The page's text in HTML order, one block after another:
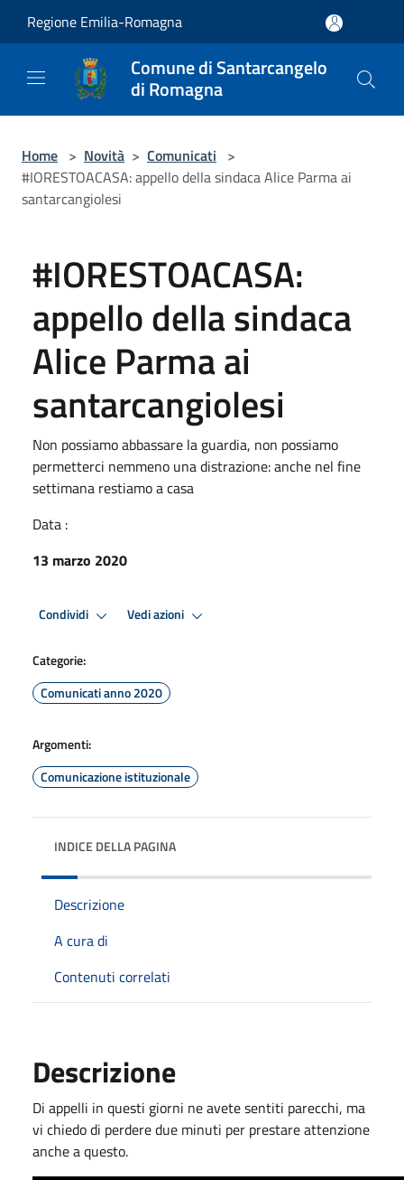
Regione Emilia-Romagna
Comune di Santarcangelo
di Romagna
Home > Novità > Comunicati >
#IORESTOACASA: appello della sindaca Alice Parma ai
santarcangiolesi
#IORESTOACASA:
appello della sindaca
Alice Parma ai
santarcangiolesi
Non possiamo abbassare la guardia, non possiamo
permetterci nemmeno una distrazione: anche nel fine
settimana restiamo a casa
Data :
13 marzo 2020
Condividi Vedi azioni
Categorie:
Comunicati anno 2020
Argomenti:
Comunicazione istituzionale
INDICE DELLA PAGINA
Descrizione
A cura di
Contenuti correlati
Descrizione
Di appelli in questi giorni ne avete sentiti parecchi, ma
vi chiedo di perdere due minuti per prestare attenzione
anche a questo.